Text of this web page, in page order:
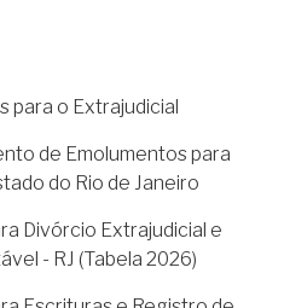
para o Extrajudicial
de Emolumentos para
do Rio de Janeiro
Divórcio Extrajudicial e
- RJ (Tabela 2026)